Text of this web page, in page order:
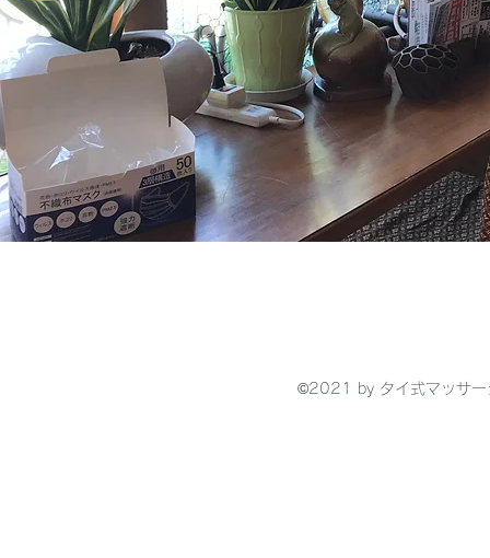
©2021 by タイ式マッサー